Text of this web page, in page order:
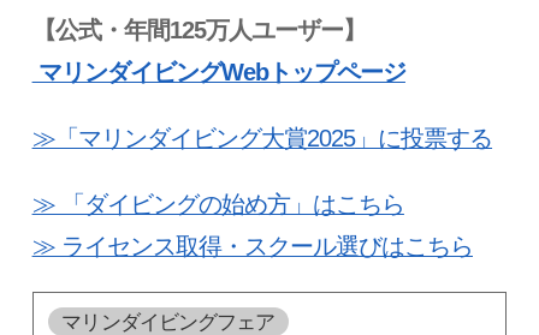
【公式・年間125万人ユーザー】
マリンダイビングWebトップページ
≫「マリンダイビング大賞2025」に投票する
≫ 「ダイビングの始め方」はこちら
≫ ライセンス取得・スクール選びはこちら
マリンダイビングフェア